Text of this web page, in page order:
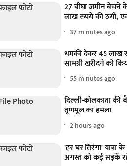
27 बीघा जमीन बेचने
लाख रुपये की ठगी,
37 minutes ago
धमकी देकर 45 लाख
सामग्री खरीदने को
55 minutes ago
दिल्ली-कोलकाता की
तृणमूल का हमला
2 hours ago
'हर घर तिरंगा' यात्रा
अगस्त को कई सड़कें